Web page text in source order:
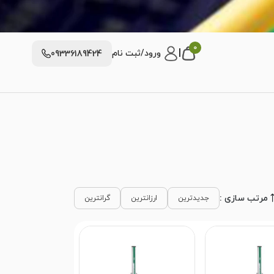
0 ورود/ثبت نام 09336189424
مرتب سازی : جدیدترین ارزانترین گرانترین